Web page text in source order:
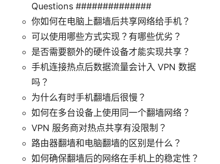
Questions ##############
你如何在电脑上翻墙后共享网络给手机？
可以使用哪些方式实现？有哪些优劣？
是否需要额外的硬件设备才能实现共享？
手机连接热点后数据流量会计入 VPN 数据
吗？
为什么有时手机翻墙后很慢？
如何在多台设备上使用同一个翻墙网络？
VPN 服务商对热点共享有没限制？
路由器翻墙和电脑翻墙的区别是什么？
如何确保翻墙后的网络在手机上的稳定性？